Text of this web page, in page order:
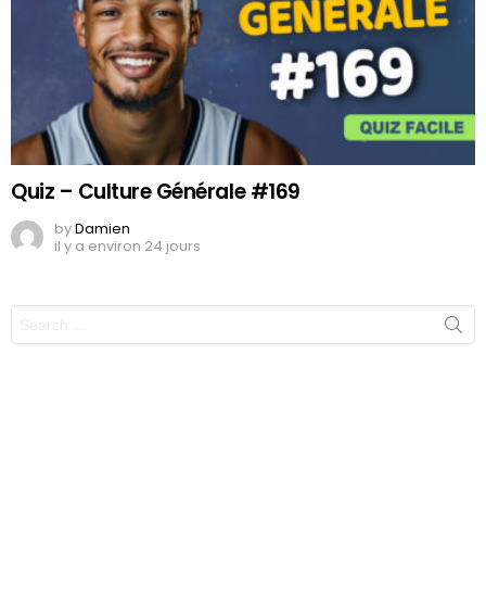
Quiz – Culture Générale #169
byDamien
il y a environ 24 jours